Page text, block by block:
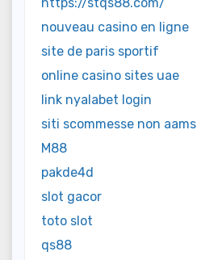
nouveau casino en ligne
site de paris sportif
online casino sites uae
link nyalabet login
siti scommesse non aams
M88
pakde4d
slot gacor
toto slot
qs88